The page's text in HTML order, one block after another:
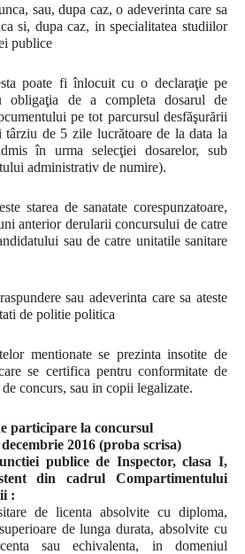
sau, dupa caz, o adeverinta care sa
si, dupa caz, in specialitatea studiilor
publice
poate fi înlocuit cu o declaraţie pe
obligaţia de a completa dosarul de
pe tot parcursul desfăşurării
de 5 zile lucrătoare de la data la
în urma selecţiei dosarelor, sub
administrativ de numire).
starea de sanatate corespunzatoare,
anterior derularii concursului de catre
sau de catre unitatile sanitare
sau adeverinta care sa ateste
de politie politica
se prezinta insotite de
se certifica pentru conformitate de
concurs, sau in copii legalizate.
participare la concursul
2016 (proba scrisa)
publice de Inspector, clasa I,
din cadrul Compartimentului
:
de licenta absolvite cu diploma,
de lunga durata, absolvite cu
sau echivalenta, in domeniul